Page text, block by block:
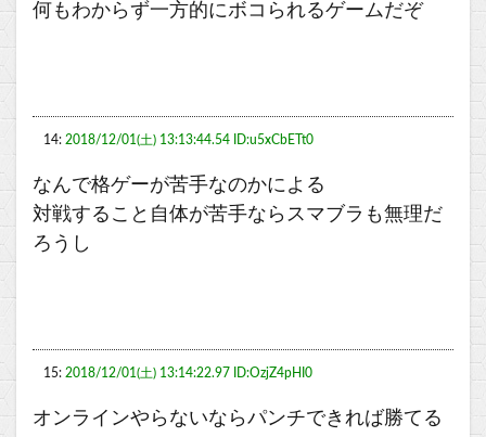
何もわからず一方的にボコられるゲームだぞ
14: 2018/12/01(土) 13:13:44.54 ID:u5xCbETt0
なんで格ゲーが苦手なのかによる
対戦すること自体が苦手ならスマブラも無理だ
ろうし
15: 2018/12/01(土) 13:14:22.97 ID:OzjZ4pHI0
オンラインやらないならパンチできれば勝てる